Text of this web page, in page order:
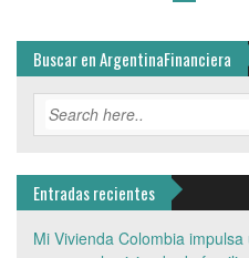
Buscar en ArgentinaFinanciera
Entradas recientes
Mi Vivienda Colombia